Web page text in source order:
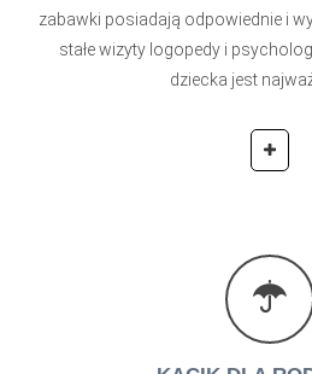
zabawki posiadają odpowiednie i
stałe wizyty logopedy i
dziecka jest